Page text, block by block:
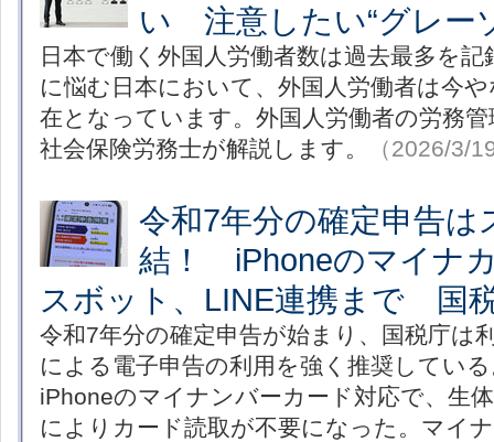
い 注意したい“グレー
日本で働く外国人労働者数は過去最多を
に悩む日本において、外国人労働者は今
在となっています。外国人労働者の労務
社会保険労務士が解説します。
（2026/3/
令和7年分の確定申告は
結！ iPhoneのマイナ
スボット、LINE連携まで 国
令和7年分の確定申告が始まり、国税庁は
による電子申告の利用を強く推奨してい
iPhoneのマイナンバーカード対応で、生
によりカード読取が不要になった。マイ